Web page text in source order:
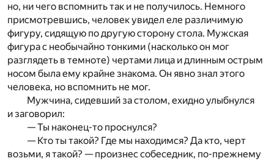
но, ни чего вспомнить так и не получилось. Немного
присмотревшись, человек увидел еле различимую
фигуру, сидящую по другую сторону стола. Мужская
фигура с необычайно тонкими (насколько он мог
разглядеть в темноте) чертами лица и длинным острым
носом была ему крайне знакома. Он явно знал этого
человека, но вспомнить не мог.
Мужчина, сидевший за столом, ехидно улыбнулся
и заговорил:
— Ты наконец-то проснулся?
— Кто ты такой? Где мы находимся? Да кто, черт
возьми, я такой? — произнес собеседник, по-прежнему